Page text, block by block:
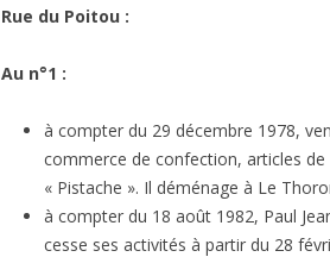
Rue du Poitou :
Au n°1 :
à compter du 29 décembre 1978,
commerce de confection, articles de
« Pistache ». Il déménage à Le
à compter du 18 août 1982, Paul
cesse ses activités à partir du 28